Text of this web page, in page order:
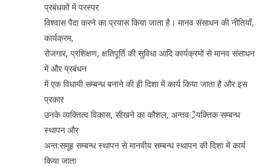
प्रबंधकों में परस्पर
विश्वास पैदा करने का प्रयास किया जाता है। मानव संसाधन की नीतियाँ,
कार्यक्रम,
रोजगार, प्रशिक्षण, क्षतिपूर्ति की सुविधा आदि कार्यक्रमों से मानव संसाधन
में और प्रबंधन
में एक विधायी सम्बन्ध बनाने की ही दिशा में कार्य किया जाता है और इस
प्रकार
उनके व्यक्तित्व विकास, सीखने का कौशल, अन्तवर्ैयक्तिक सम्बन्ध
स्थापन और
अन्त:समूह सम्बन्ध स्थापन से मानवीय सम्बन्ध स्थापन की दिशा में कार्य
किया जाता